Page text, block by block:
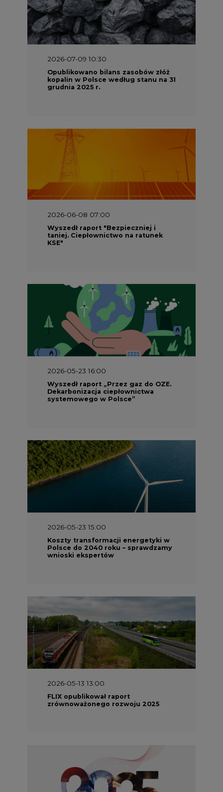
2026-07-09 10:30
Opublikowano bilans zasobów złóż
kopalin w Polsce według stanu na 31
grudnia 2025 r.
2026-06-08 07:00
taniej. Ciepłownictwo na ratunek
2026-05-23 16:00
Wyszedł raport „Przez gaz do OZE.
Dekarbonizacja ciepłownictwa
systemowego w Polsce”
Koszty transformacji energetyki w
Polsce do 2040 roku – sprawdzamy
wnioski ekspertów
2026-05-13 13:00
FLIX opublikował raport
zrównoważonego rozwoju 2025